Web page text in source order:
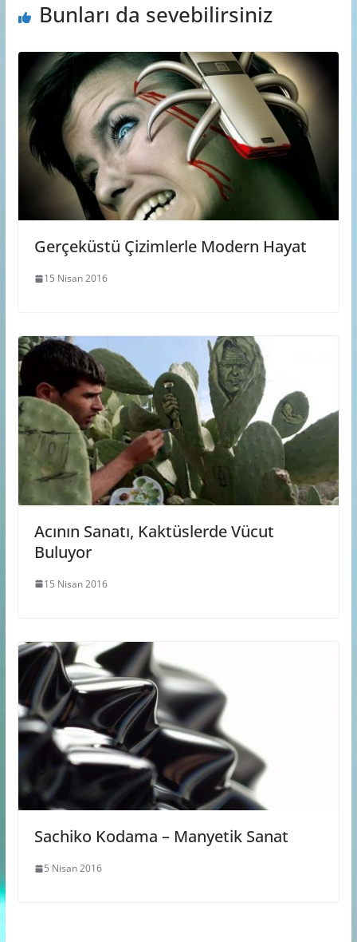
Bunları da sevebilirsiniz
Gerçeküstü Çizimlerle Modern Hayat
15 Nisan 2016
Acının Sanatı, Kaktüslerde Vücut
Buluyor
15 Nisan 2016
Sachiko Kodama – Manyetik Sanat
5 Nisan 2016